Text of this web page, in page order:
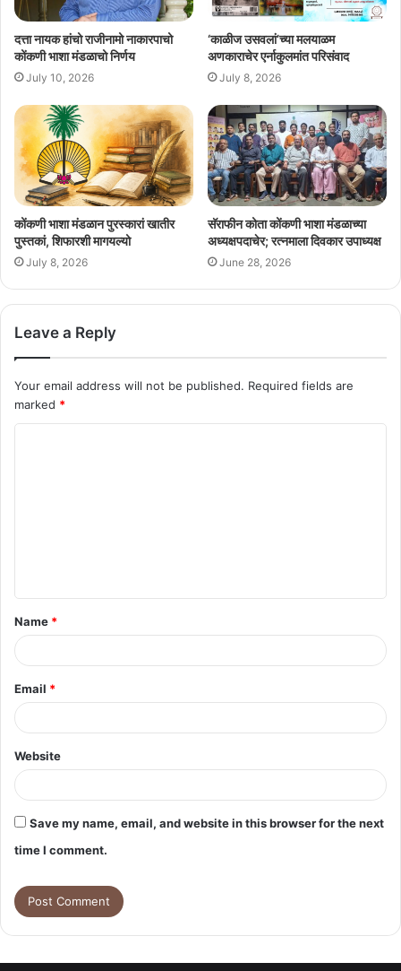
दत्ता नायक हांचो राजीनामो नाकारपाचो
कोंकणी भाशा मंडळाचो निर्णय
July 10, 2026
‘काळीज उसवलां’च्या मलयाळम
अणकाराचेर एर्नाकुलमांत परिसंवाद
July 8, 2026
कोंकणी भाशा मंडळान पुरस्कारां खातीर
पुस्तकां, शिफारशी मागयल्यो
July 8, 2026
सॅराफीन कोता कोंकणी भाशा मंडळाच्या
अध्यक्षपदाचेर; रत्नमाला दिवकार उपाध्यक्ष
June 28, 2026
Leave a Reply
Your email address will not be published. Required fields are
marked *
t
*
Name *
Email *
Website
Save my name, email, and website in this browser for the next
time I comment.